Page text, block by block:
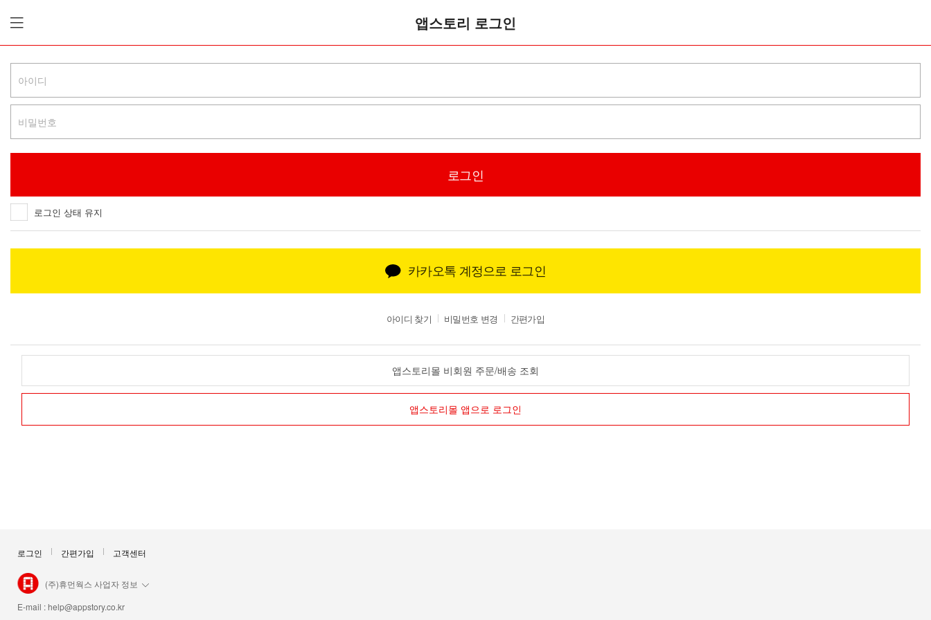
앱스토리 로그인
로그인 상태 유지
카카오톡 계정으로 로그인
아이디 찾기 비밀번호 변경 간편가입
앱스토리몰 비회원 주문/배송 조회
앱스토리몰 앱으로 로그인
로그인 간편가입 고객센터
(주)휴먼웍스 사업자 정보
E-mail :help@appstory.co.kr